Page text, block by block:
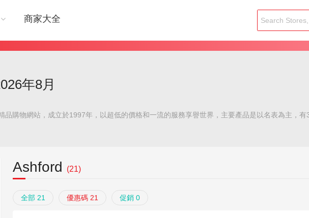
商家大全
年8月
品購物網站，成立於1997年，以超低的價格和一流的服務享譽世界，主要產品是以名表為主，
Ashford (21)
全部 21 優惠碼 21 促銷 0